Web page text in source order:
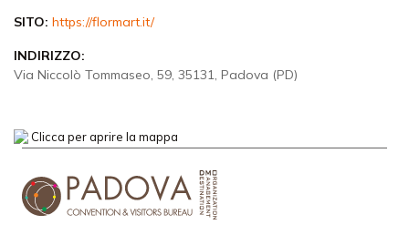
SITO: https://flormart.it/
INDIRIZZO:
Via Niccolò Tommaseo, 59, 35131, Padova (PD)
Clicca per aprire la mappa